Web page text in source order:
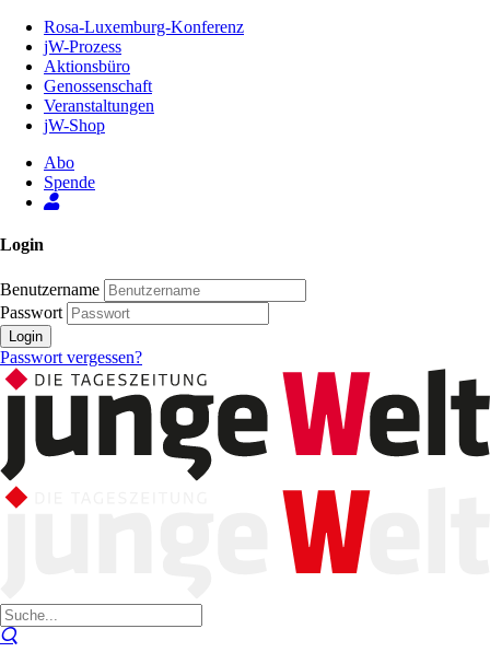
Inhalt
Seite
Rosa-Luxemburg-Konferenz
jW-Prozess
Aktionsbüro
Genossenschaft
Veranstaltungen
jW-Shop
Abo
Spende
Login
Benutzername
Passwort
Login
Passwort vergessen?